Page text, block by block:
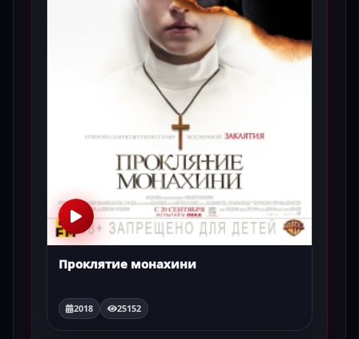
Проклятие монахини
2018 25152